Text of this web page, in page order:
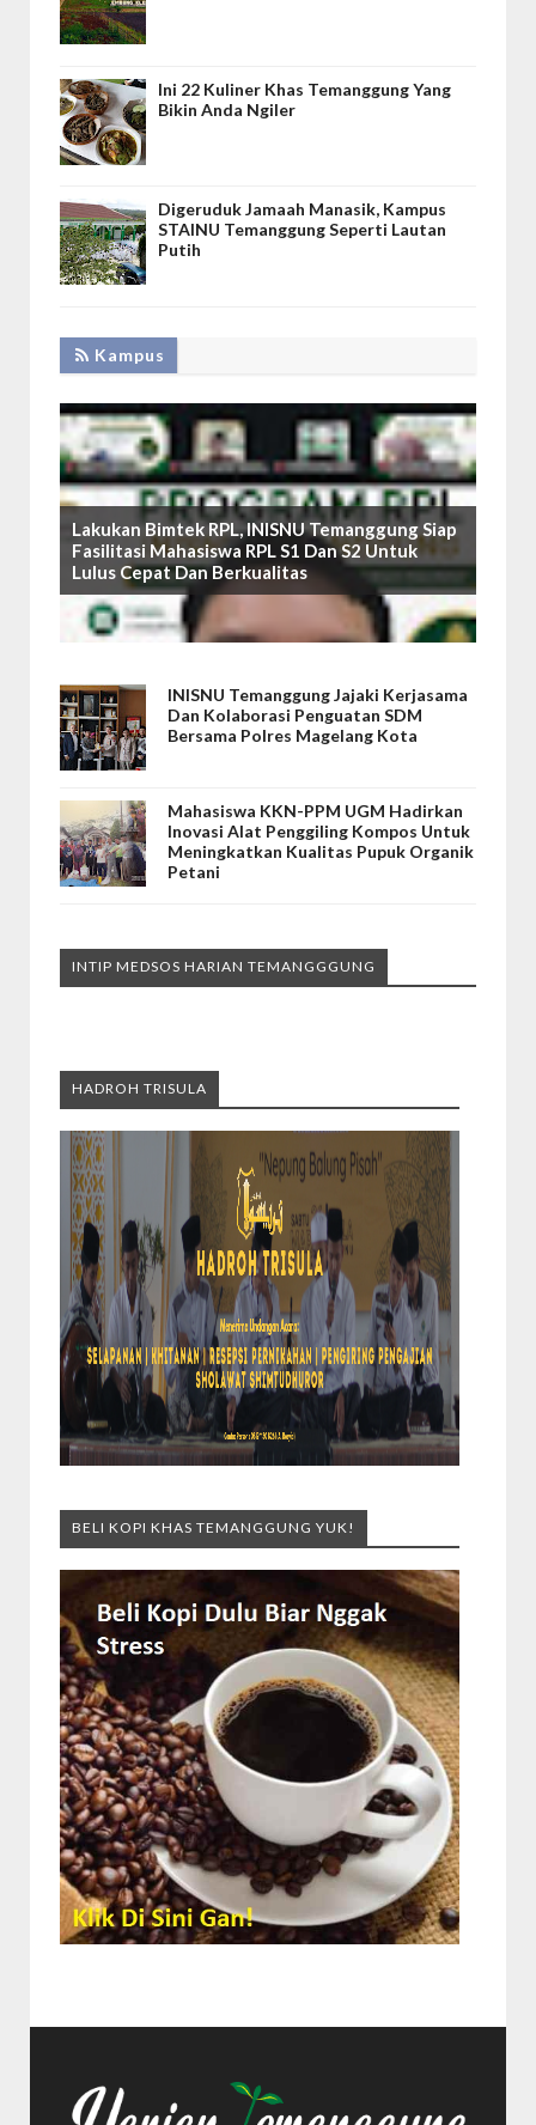
Ini 22 Kuliner Khas Temanggung Yang
Bikin Anda Ngiler
Digeruduk Jamaah Manasik, Kampus
STAINU Temanggung Seperti Lautan
Putih
Kampus
Lakukan Bimtek RPL, INISNU Temanggung Siap
Fasilitasi Mahasiswa RPL S1 Dan S2 Untuk
Lulus Cepat Dan Berkualitas
INISNU Temanggung Jajaki Kerjasama
Dan Kolaborasi Penguatan SDM
Bersama Polres Magelang Kota
Mahasiswa KKN-PPM UGM Hadirkan
Inovasi Alat Penggiling Kompos Untuk
Meningkatkan Kualitas Pupuk Organik
Petani
INTIP MEDSOS HARIAN TEMANGGGUNG
HADROH TRISULA
BELI KOPI KHAS TEMANGGUNG YUK!